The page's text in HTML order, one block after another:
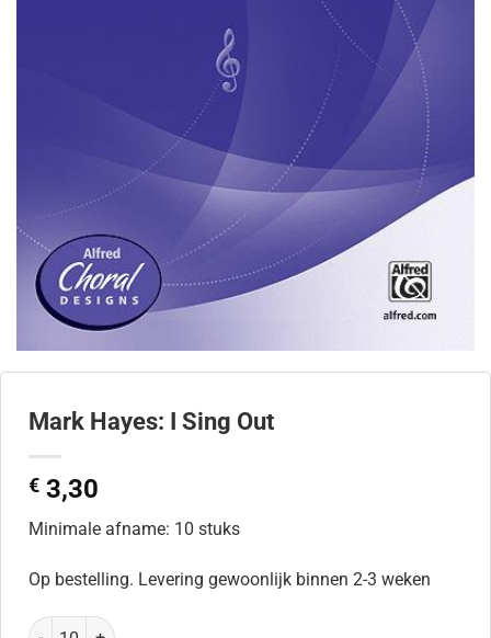
Mark Hayes: I Sing Out
€ 3,30
Minimale afname: 10 stuks
Op bestelling. Levering gewoonlijk binnen 2-3 weken
Mark Hayes: I Sing Out aantal